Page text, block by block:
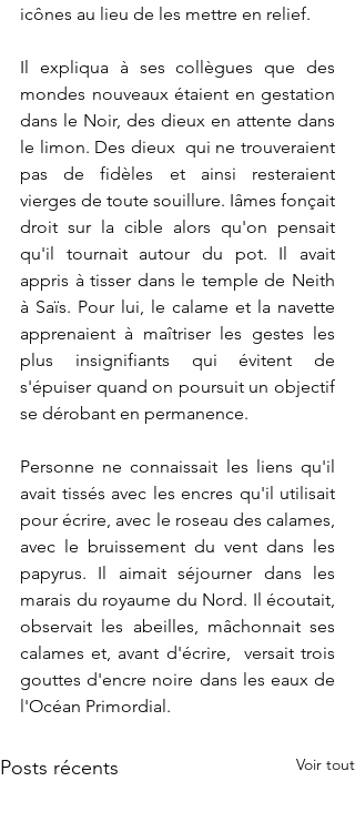
icônes au lieu de les mettre en relief.
Il expliqua à ses collègues que des
mondes nouveaux étaient en gestation
dans le Noir, des dieux en attente dans
le limon. Des dieux  qui ne trouveraient
pas de fidèles et ainsi resteraient
vierges de toute souillure. Iâmes fonçait
droit sur la cible alors qu'on pensait
qu'il tournait autour du pot. Il avait
appris à tisser dans le temple de Neith
à Saïs. Pour lui, le calame et la navette
apprenaient à maîtriser les gestes les
plus insignifiants qui évitent de
s'épuiser quand on poursuit un objectif
se dérobant en permanence.
Personne ne connaissait les liens qu'il
avait tissés avec les encres qu'il utilisait
pour écrire, avec le roseau des calames,
avec le bruissement du vent dans les
papyrus. Il aimait séjourner dans les
marais du royaume du Nord. Il écoutait,
observait les abeilles, mâchonnait ses
calames et, avant d'écrire,  versait trois
gouttes d'encre noire dans les eaux de
l'Océan Primordial.
Posts récents Voir tout